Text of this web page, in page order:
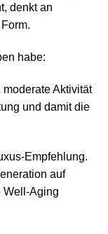
denkt an
habe:
Aktivität
und damit die
Empfehlung.
auf
Well-Aging